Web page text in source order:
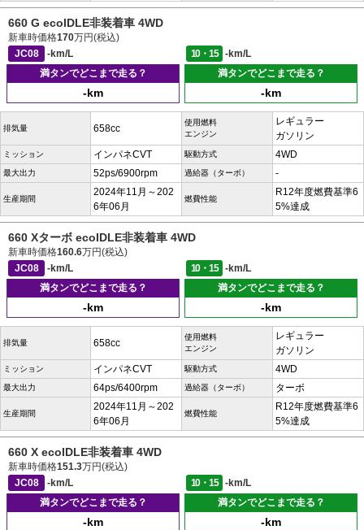
660 G ecoIDLE非装着車 4WD
新車時価格170万円(税込)
JC08
-km/L 10・15
-km/L
満タンでどこまで走る？
-km
満タンでどこまで走る？
-km
排気量 658cc
使用燃料
エンジン
レギュラー
ガソリン
ミッション インパネCVT 駆動方式 4WD
最大出力 52ps/6900rpm 過給器（ターボ） -
生産期間
2024年11月～202
6年06月
燃費性能
R12年度燃費基準6
5%達成
660 Xターボ ecoIDLE非装着車 4WD
新車時価格160.6万円(税込)
JC08
-km/L 10・15
-km/L
満タンでどこまで走る？
-km
満タンでどこまで走る？
-km
排気量 658cc
使用燃料
エンジン
レギュラー
ガソリン
ミッション インパネCVT 駆動方式 4WD
最大出力 64ps/6400rpm 過給器（ターボ） ターボ
生産期間
2024年11月～202
6年06月
燃費性能
R12年度燃費基準6
5%達成
660 X ecoIDLE非装着車 4WD
新車時価格151.3万円(税込)
JC08
-km/L 10・15
-km/L
満タンでどこまで走る？
-km
満タンでどこまで走る？
-km